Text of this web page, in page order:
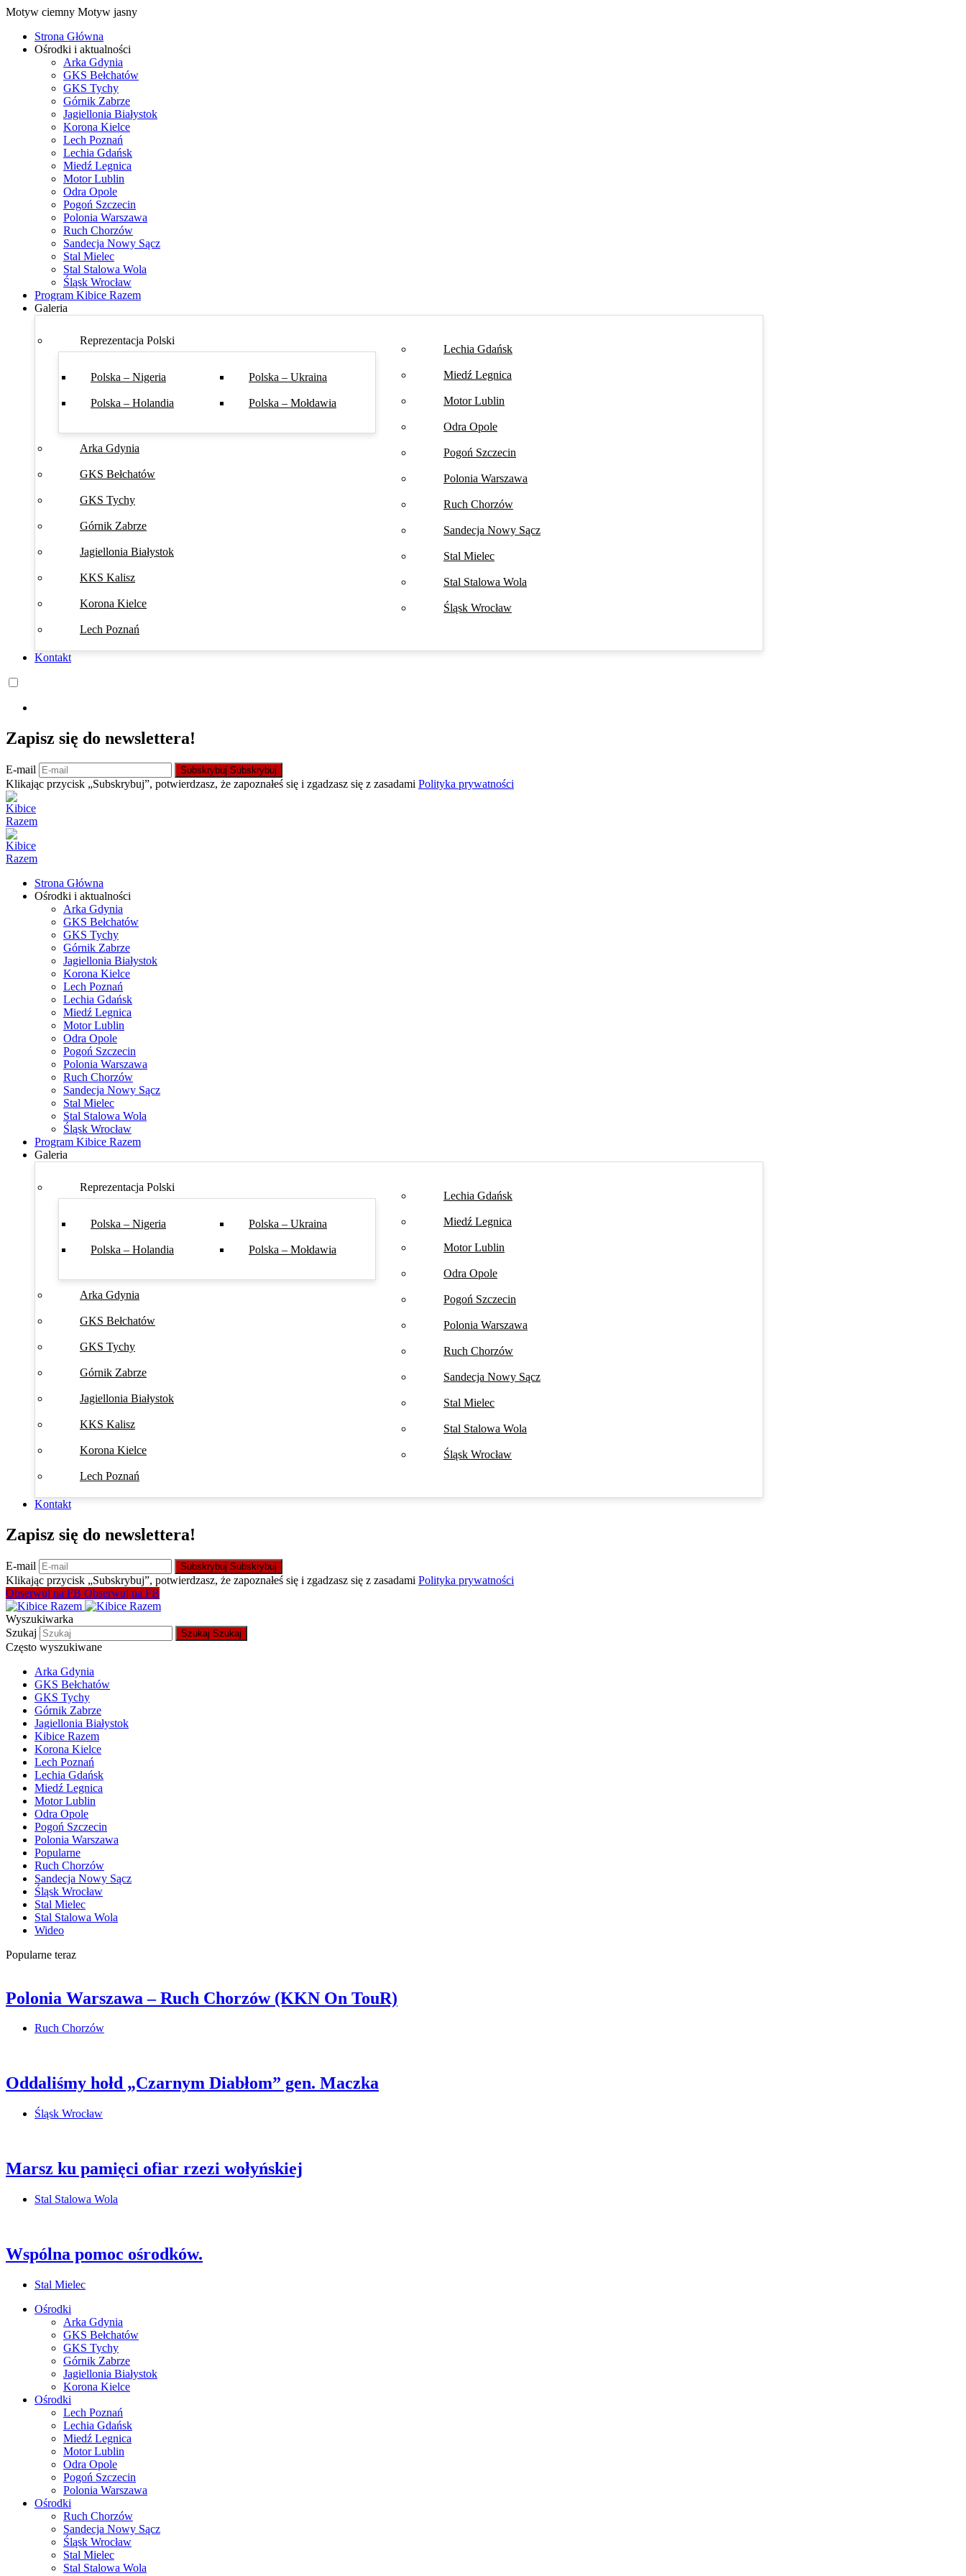
Motyw ciemny Motyw jasny
Strona Główna
Ośrodki i aktualności
Arka Gdynia
GKS Bełchatów
GKS Tychy
Górnik Zabrze
Jagiellonia Białystok
Korona Kielce
Lech Poznań
Lechia Gdańsk
Miedź Legnica
Motor Lublin
Odra Opole
Pogoń Szczecin
Polonia Warszawa
Ruch Chorzów
Sandecja Nowy Sącz
Stal Mielec
Stal Stalowa Wola
Śląsk Wrocław
Program Kibice Razem
Galeria
Reprezentacja Polski
Polska – Nigeria
Polska – Holandia
Polska – Ukraina
Polska – Mołdawia
Arka Gdynia
GKS Bełchatów
GKS Tychy
Górnik Zabrze
Jagiellonia Białystok
KKS Kalisz
Korona Kielce
Lech Poznań
Lechia Gdańsk
Miedź Legnica
Motor Lublin
Odra Opole
Pogoń Szczecin
Polonia Warszawa
Ruch Chorzów
Sandecja Nowy Sącz
Stal Mielec
Stal Stalowa Wola
Śląsk Wrocław
Kontakt
Zapisz się do newslettera!
E-mail Subskrybuj Subskrybuj
Klikając przycisk „Subskrybuj”, potwierdzasz, że zapoznałeś się i zgadzasz się z zasadami Polityka prywatności
Strona Główna
Ośrodki i aktualności
Arka Gdynia
GKS Bełchatów
GKS Tychy
Górnik Zabrze
Jagiellonia Białystok
Korona Kielce
Lech Poznań
Lechia Gdańsk
Miedź Legnica
Motor Lublin
Odra Opole
Pogoń Szczecin
Polonia Warszawa
Ruch Chorzów
Sandecja Nowy Sącz
Stal Mielec
Stal Stalowa Wola
Śląsk Wrocław
Program Kibice Razem
Galeria
Reprezentacja Polski
Polska – Nigeria
Polska – Holandia
Polska – Ukraina
Polska – Mołdawia
Arka Gdynia
GKS Bełchatów
GKS Tychy
Górnik Zabrze
Jagiellonia Białystok
KKS Kalisz
Korona Kielce
Lech Poznań
Lechia Gdańsk
Miedź Legnica
Motor Lublin
Odra Opole
Pogoń Szczecin
Polonia Warszawa
Ruch Chorzów
Sandecja Nowy Sącz
Stal Mielec
Stal Stalowa Wola
Śląsk Wrocław
Kontakt
Zapisz się do newslettera!
E-mail Subskrybuj Subskrybuj
Klikając przycisk „Subskrybuj”, potwierdzasz, że zapoznałeś się i zgadzasz się z zasadami Polityka prywatności
Obserwuj na FB Obserwuj na FB
Wyszukiwarka
Szukaj
Szukaj Szukaj
Często wyszukiwane
Arka Gdynia
GKS Bełchatów
GKS Tychy
Górnik Zabrze
Jagiellonia Białystok
Kibice Razem
Korona Kielce
Lech Poznań
Lechia Gdańsk
Miedź Legnica
Motor Lublin
Odra Opole
Pogoń Szczecin
Polonia Warszawa
Popularne
Ruch Chorzów
Sandecja Nowy Sącz
Śląsk Wrocław
Stal Mielec
Stal Stalowa Wola
Wideo
Popularne teraz
Polonia Warszawa – Ruch Chorzów (KKN On TouR)
Ruch Chorzów
Oddaliśmy hołd „Czarnym Diabłom” gen. Maczka
Śląsk Wrocław
Marsz ku pamięci ofiar rzezi wołyńskiej
Stal Stalowa Wola
Wspólna pomoc ośrodków.
Stal Mielec
Ośrodki
Arka Gdynia
GKS Bełchatów
GKS Tychy
Górnik Zabrze
Jagiellonia Białystok
Korona Kielce
Ośrodki
Lech Poznań
Lechia Gdańsk
Miedź Legnica
Motor Lublin
Odra Opole
Pogoń Szczecin
Polonia Warszawa
Ośrodki
Ruch Chorzów
Sandecja Nowy Sącz
Śląsk Wrocław
Stal Mielec
Stal Stalowa Wola